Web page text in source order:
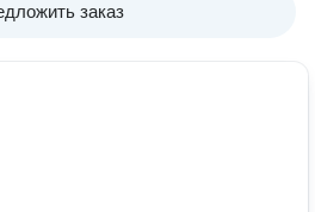
заказ